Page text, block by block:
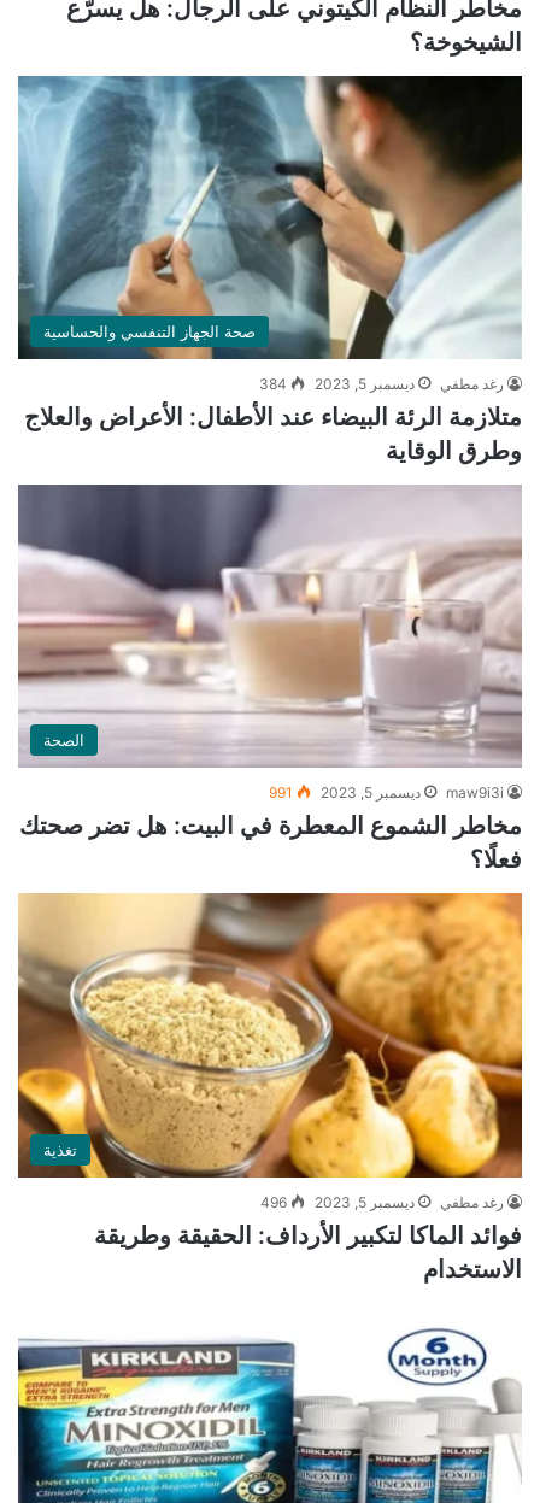
مخاطر النظام الكيتوني على الرجال: هل يسرّع
الشيخوخة؟
صحة الجهاز التنفسي والحساسية
رغد مطفي ديسمبر 5, 2023 384
متلازمة الرئة البيضاء عند الأطفال: الأعراض والعلاج
وطرق الوقاية
الصحة
maw9i3i ديسمبر 5, 2023 991
مخاطر الشموع المعطرة في البيت: هل تضر صحتك
فعلًا؟
تغذية
رغد مطفي ديسمبر 5, 2023 496
فوائد الماكا لتكبير الأرداف: الحقيقة وطريقة
الاستخدام